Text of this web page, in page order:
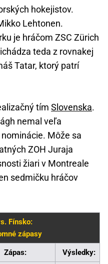
hokejistov.
Lehtonen.
je hráčom ZSC Zürich
teda z rovnakej
Tatar, ktorý patrí
tím Slovenska.
nemal veľa
Môže sa
ZOH Juraja
žiari v Montreale
sedmičku hráčov
Fínsko:
zápasy
Zápas: Výsledky: